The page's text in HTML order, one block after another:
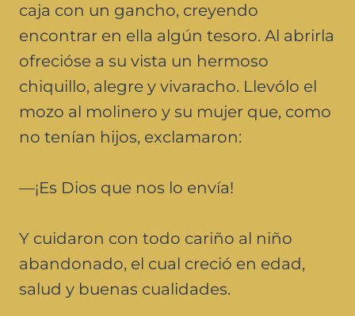
caja con un gancho, creyendo
encontrar en ella algún tesoro. Al abrirla
ofrecióse a su vista un hermoso
chiquillo, alegre y vivaracho. Llevólo el
mozo al molinero y su mujer que, como
no tenían hijos, exclamaron:
—¡Es Dios que nos lo envía!
Y cuidaron con todo cariño al niño
abandonado, el cual creció en edad,
salud y buenas cualidades.